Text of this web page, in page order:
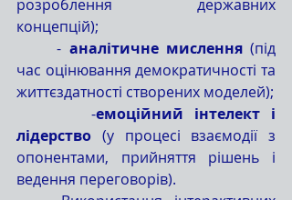
розроблення державних
	-
аналітичне мислення (під
час оцінювання демократичності та
життєздатності створених моделей);
-емоційний інтелект і
лідерство (у процесі взаємодії з
опонентами, прийняття рішень і
ведення переговорів).